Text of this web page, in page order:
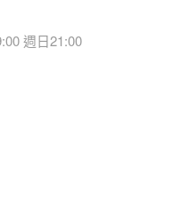
週日21:00